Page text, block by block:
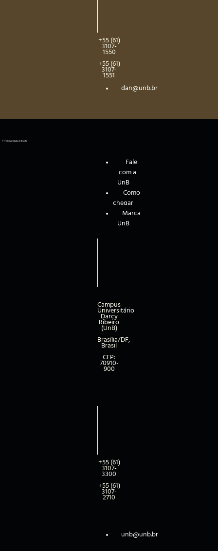
+55 (61)
3107-
1550
+55 (61)
3107-
1551
dan@unb.br
Fale
com a
UnB
Como
chegar
Marca
UnB
Campus
Universitário
Darcy
Ribeiro
(UnB)
Brasília/DF,
Brasil
CEP:
70910-
900
+55 (61)
3107-
3300
+55 (61)
3107-
2710
unb@unb.br